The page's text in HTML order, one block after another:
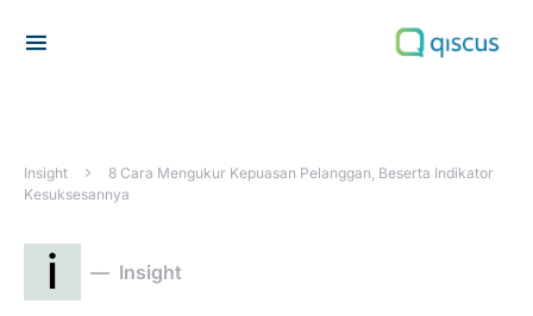
Insight
8 Cara Mengukur Kepuasan Pelanggan, Beserta Indikator
Kesuksesannya
i Insight